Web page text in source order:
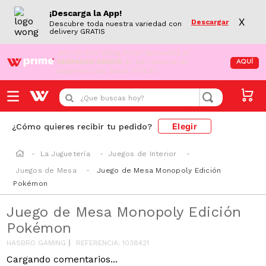
¡Descarga la App!
Descubre toda nuestra variedad con
delivery GRATIS
Descargar X
¡Aún no eres Wong Prime! Aprovecha el
DESPACHO GRATIS en tus compras de
supermercado desde S/79.90
AQUÍ
¿Que buscas hoy?
¿Cómo quieres recibir tu pedido? Elegir
La Juguetería
Juegos de Interior
Juegos de Mesa
Juego de Mesa Monopoly Edición
Pokémon
Juego de Mesa Monopoly Edición
Pokémon
HASBRO GAMING REFERENCIA:1038421
Cargando comentarios...